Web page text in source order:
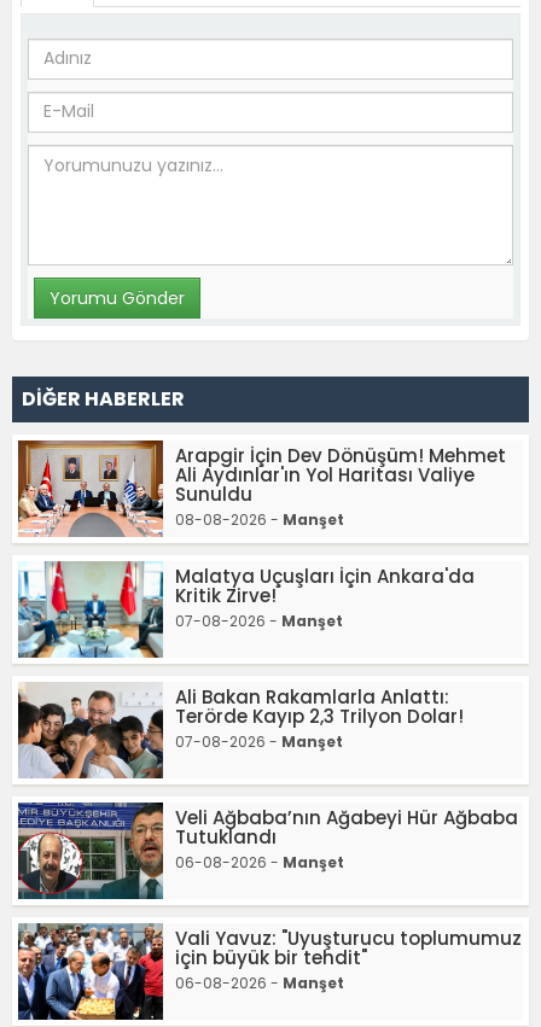
DİĞER HABERLER
Arapgir İçin Dev Dönüşüm! Mehmet
Ali Aydınlar'ın Yol Haritası Valiye
Sunuldu
08-08-2026 - Manşet
Malatya Uçuşları İçin Ankara'da
Kritik Zirve!
07-08-2026 - Manşet
Ali Bakan Rakamlarla Anlattı:
Terörde Kayıp 2,3 Trilyon Dolar!
07-08-2026 - Manşet
Veli Ağbaba’nın Ağabeyi Hür Ağbaba
Tutuklandı
06-08-2026 - Manşet
Vali Yavuz: "Uyuşturucu toplumumuz
için büyük bir tehdit"
06-08-2026 - Manşet